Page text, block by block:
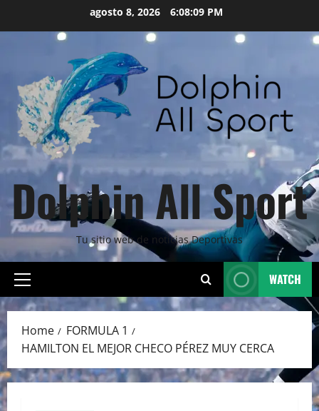
agosto 8, 2026 6:08:10 PM
Dolphin All Sport
Tu sitio web de noticias Deportivas
Primary
Menu
WATCH
Home
FORMULA 1
HAMILTON EL MEJOR CHECO PÉREZ MUY CERCA